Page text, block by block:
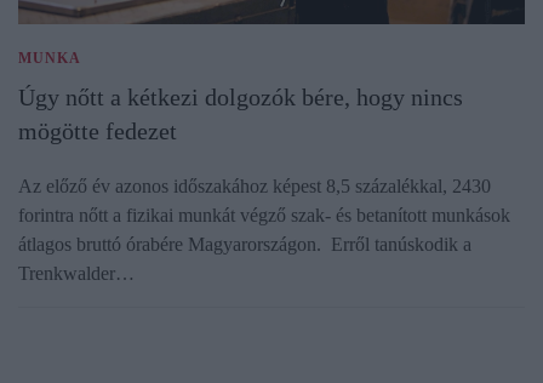
MUNKA
Úgy nőtt a kétkezi dolgozók bére, hogy nincs
mögötte fedezet
Az előző év azonos időszakához képest 8,5 százalékkal, 2430
forintra nőtt a fizikai munkát végző szak- és betanított munkások
átlagos bruttó órabére Magyarországon. Erről tanúskodik a
Trenkwalder…